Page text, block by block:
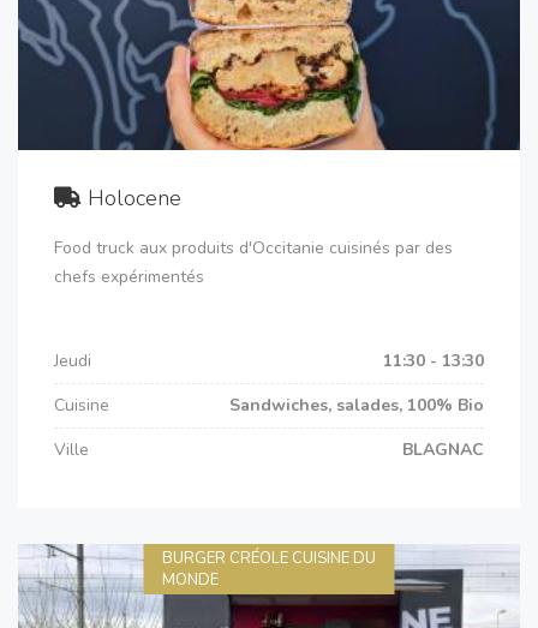
Holocene
Food truck aux produits d'Occitanie cuisinés par des
chefs expérimentés
Jeudi
11:30 - 13:30
Cuisine
Sandwiches, salades, 100% Bio
Ville
BLAGNAC
BURGER CRÉOLE CUISINE DU
MONDE